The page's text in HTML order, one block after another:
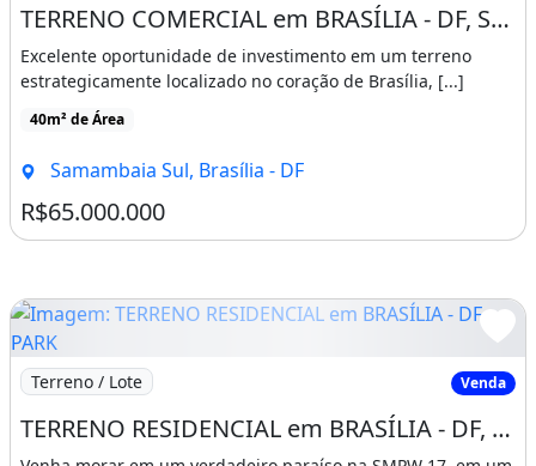
TERRENO COMERCIAL em BRASÍLIA - DF, SAMAMBAIA SUL (SAMAMBAIA
Excelente oportunidade de investimento em um terreno
estrategicamente localizado no coração de Brasília, [...]
40m² de Área
Samambaia Sul, Brasília - DF
R$65.000.000
Imagem: TERRENO RESIDENCIAL em BRASÍLIA - DF, PARK
Terreno / Lote Venda
TERRENO RESIDENCIAL em BRASÍLIA - DF, PARK WAY